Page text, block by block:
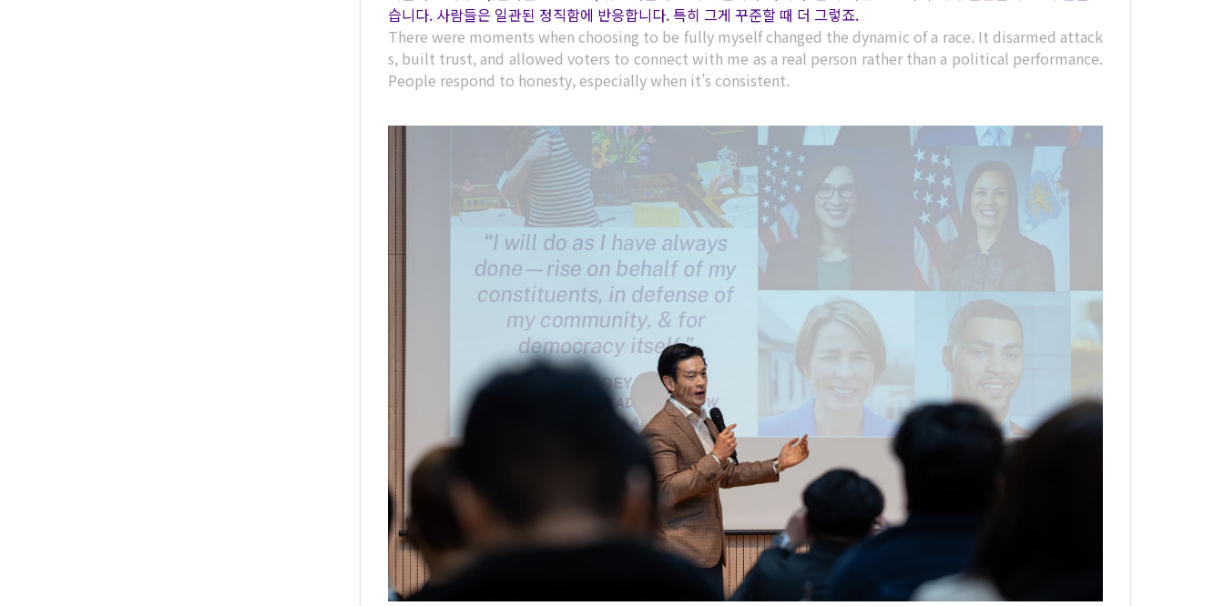
습니다. 사람들은 일관된 정직함에 반응합니다. 특히 그게 꾸준할 때 더 그렇죠.
There were moments when choosing to be fully myself changed the dynamic of a race. It disarmed attack
s, built trust, and allowed voters to connect with me as a real person rather than a political performance.
People respond to honesty, especially when it’s consistent.